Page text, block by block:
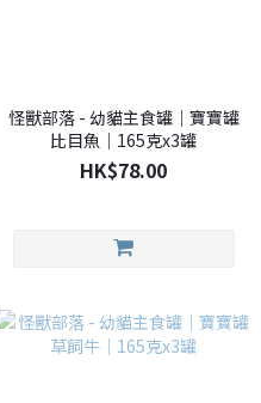
怪獸部落 - 幼貓主食罐｜寶寶罐
比目魚｜165克x3罐
HK$78.00